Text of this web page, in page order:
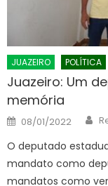
JUAZEIRO POLÍTICA
Juazeiro: Um
memória
Posted
on
08/01/2022
O deputado
mandato como
mandatos como